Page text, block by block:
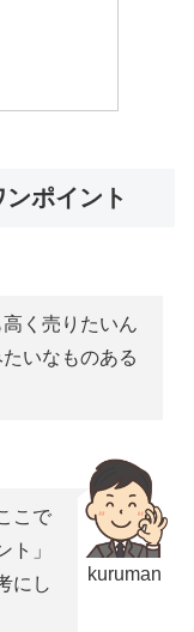
ポイント
く売りたいん
いなものある
kuruman
こで
ト」
にし